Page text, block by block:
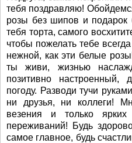
тебя поздравляю!
розы без шипов и подарок
тебя торта, самого
чтобы пожелать тебе
нежной, как эти белые
ты живи, жизнью
позитивно
погоду. Разводи тучи
ни друзья, ни коллеги!
везения и только
переживаний! Будь
самое главное, будь